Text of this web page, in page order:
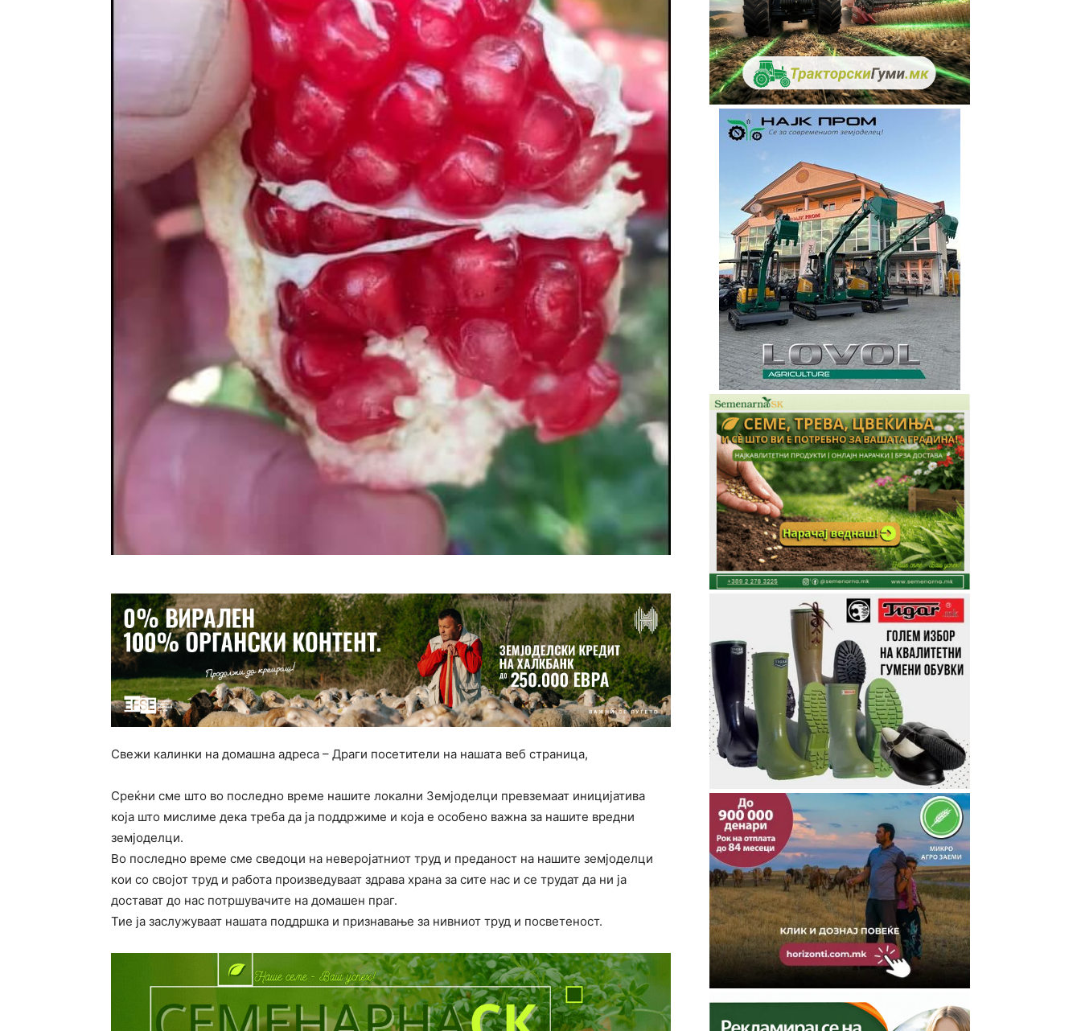
Свежи калинки на домашна адреса – Драги посетители на нашата веб страница,
Среќни сме што во последно време нашите локални Земјоделци превземаат иницијатива
која што мислиме дека треба да ја поддржиме и која е особено важна за нашите вредни
земјоделци.
Во последно време сме сведоци на неверојатниот труд и преданост на нашите земјоделци
кои со својот труд и работа произведуваат здрава храна за сите нас и се трудат да ни ја
достават до нас потршувачите на домашен праг.
Тие ја заслужуваат нашата поддршка и признавање за нивниот труд и посветеност.